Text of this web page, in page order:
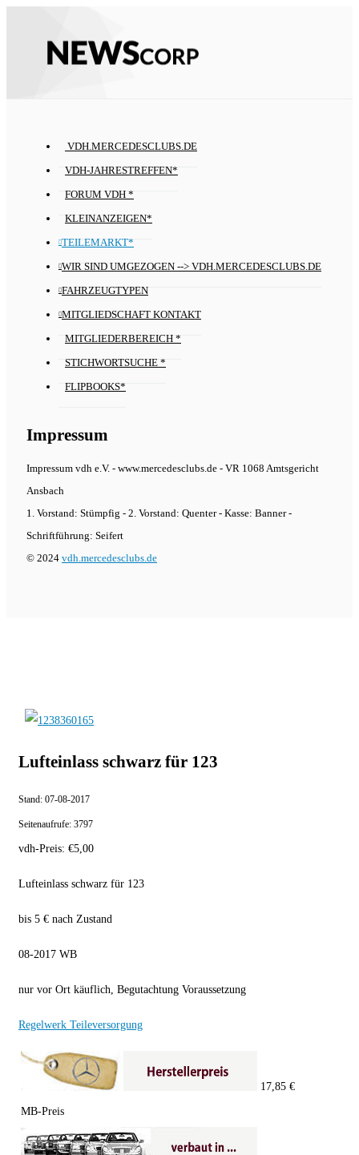
VDH.MERCEDESCLUBS.DE
VDH-JAHRESTREFFEN*
FORUM VDH *
KLEINANZEIGEN*
TEILEMARKT*
WIR SIND UMGEZOGEN --> VDH.MERCEDESCLUBS.DE
FAHRZEUGTYPEN
MITGLIEDSCHAFT KONTAKT
MITGLIEDERBEREICH *
STICHWORTSUCHE *
FLIPBOOKS*
Impressum
Impressum vdh e.V. - www.mercedesclubs.de - VR 1068 Amtsgericht
Ansbach
1. Vorstand: Stümpfig - 2. Vorstand: Quenter - Kasse: Banner -
Schriftführung: Seifert
© 2024 vdh.mercedesclubs.de
Lufteinlass schwarz für 123
Stand: 07-08-2017
Seitenaufrufe: 3797
vdh-Preis: €5,00
Lufteinlass schwarz für 123
bis 5 € nach Zustand
08-2017 WB
nur vor Ort käuflich, Begutachtung Voraussetzung
Regelwerk Teileversorgung
MB-Preis
17,85 €